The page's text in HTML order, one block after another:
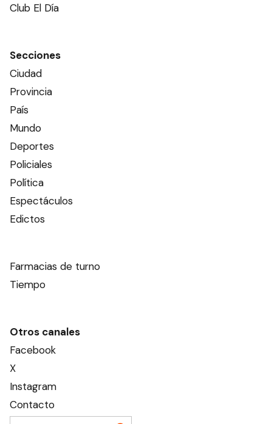
Club El Día
Secciones
Ciudad
Provincia
País
Mundo
Deportes
Policiales
Política
Espectáculos
Edictos
Farmacias de turno
Tiempo
Otros canales
Facebook
X
Instagram
Contacto